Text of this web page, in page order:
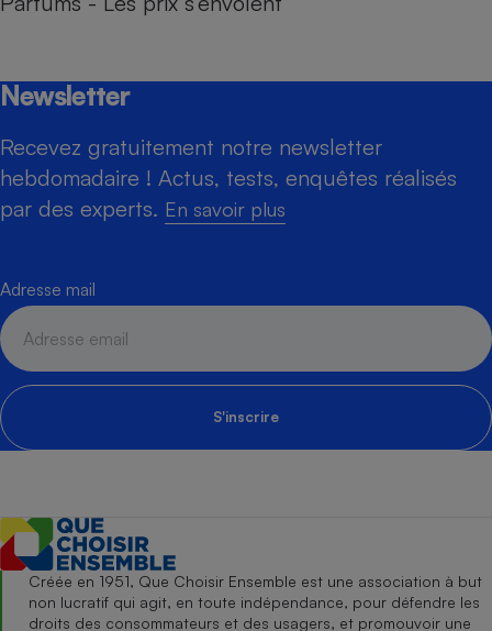
Newsletter
Recevez gratuitement notre newsletter
hebdomadaire ! Actus, tests, enquêtes réalisés
par des experts. En savoir plus
Adresse mail
S'inscrire
Créée en 1951, Que Choisir Ensemble est une association à but
non lucratif qui agit, en toute indépendance, pour défendre les
droits des consommateurs et des usagers, et promouvoir une